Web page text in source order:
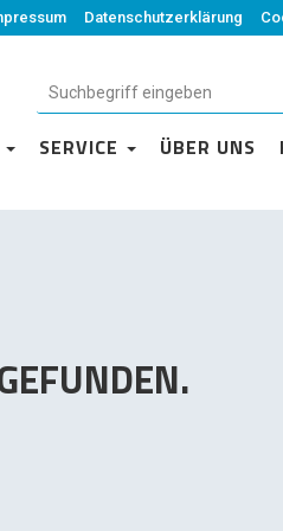
Datenschutzerklärung Cookie-
ÜBER UNS
Datenschutzerklärung
SERVICE ÜBER UNS